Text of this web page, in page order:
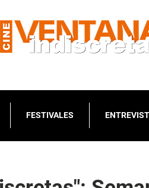
FESTIVALES